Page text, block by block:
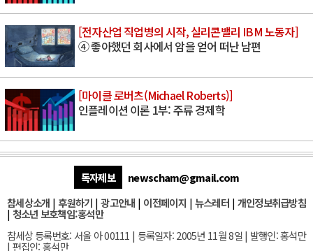
[전자산업 직업병의 시작, 실리콘밸리 IBM 노동자]
④ 좋아했던 회사에서 암을 얻어 떠난 남편
[마이클 로버츠(Michael Roberts)]
인플레이션 이론 1부: 주류 경제학
독자제보
newscham@gmail.com
참세상소개 | 후원하기 |광고안내 | 이전페이지 | 뉴스레터| 개인정보취급방침
| 청소년 보호책임:홍석만
참세상 등록번호: 서울 아 00111 | 등록일자: 2005년 11월 8일 | 발행인: 홍석만
| 편집인: 홍석만